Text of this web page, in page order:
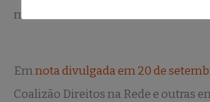
mercado da saúde.
Emnota divulgada em 20 de
Coalizão Direitos na Rede e outras